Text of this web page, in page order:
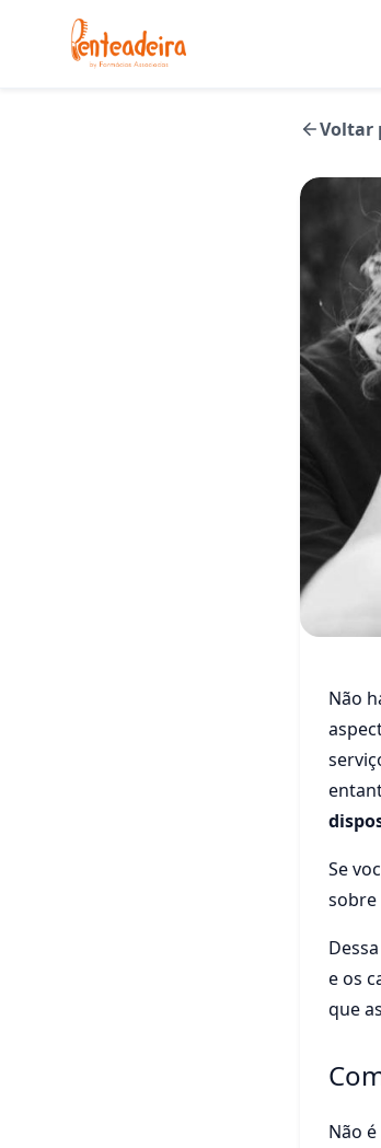
Voltar
06
Não
Se
sobre
e os
que
Não